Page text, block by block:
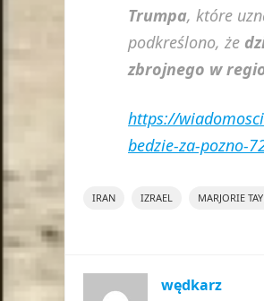
Trumpa, które
podkreślono, że
zbrojnego w
https://
bedzie-za-pozno-
IRAN IZRAEL MARJORIE
wędkarz